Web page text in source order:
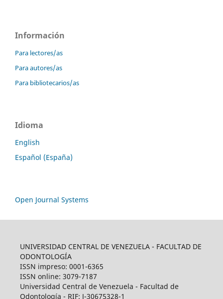
Información
Para lectores/as
Para autores/as
Para bibliotecarios/as
Idioma
English
Español (España)
Open Journal Systems
UNIVERSIDAD CENTRAL DE VENEZUELA - FACULTAD DE
ODONTOLOGÍA
ISSN impreso: 0001-6365
ISSN online: 3079-7187
Universidad Central de Venezuela - Facultad de
Odontología - RIF: J-30675328-1